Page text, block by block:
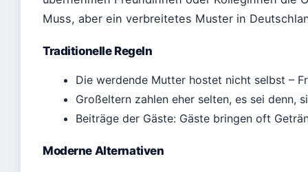
Muss, aber ein verbreitetes Muster in
Traditionelle Regeln
Die werdende Mutter hostet nicht selbst –
Großeltern zahlen eher selten, es sei denn,
Beiträge der Gäste: Gäste bringen oft
Moderne Alternativen